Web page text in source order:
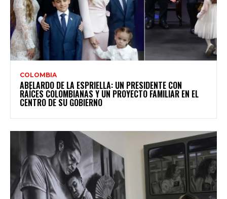
COLOMBIA
ABELARDO DE LA ESPRIELLA: UN PRESIDENTE CON
RAÍCES COLOMBIANAS Y UN PROYECTO FAMILIAR EN EL
CENTRO DE SU GOBIERNO